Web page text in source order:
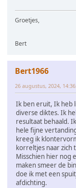
Groetjes,
Bert
Bert1966
26 augustus, 2024,
Ik ben eruit, Ik heb
diverse diktes. Ik
resultaat behaald.
hele fijne
kreeg ik
korreltjes naar zich
Misschien hier nog
maken smeer de
doe ik met een
afdichting.